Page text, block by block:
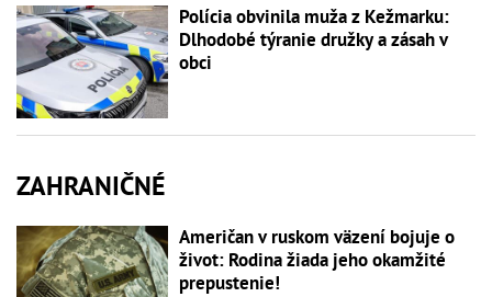
Polícia obvinila muža z Kežmarku:
Dlhodobé týranie družky a zásah v
obci
ZAHRANIČNÉ
Američan v ruskom väzení bojuje o
život: Rodina žiada jeho okamžité
prepustenie!